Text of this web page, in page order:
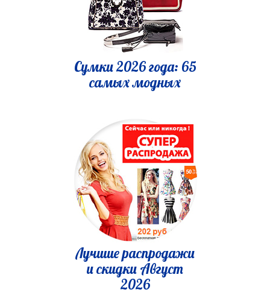
Сумки 2026 года: 65
самых модных
Лучшие распродажи
и скидки Август
2026